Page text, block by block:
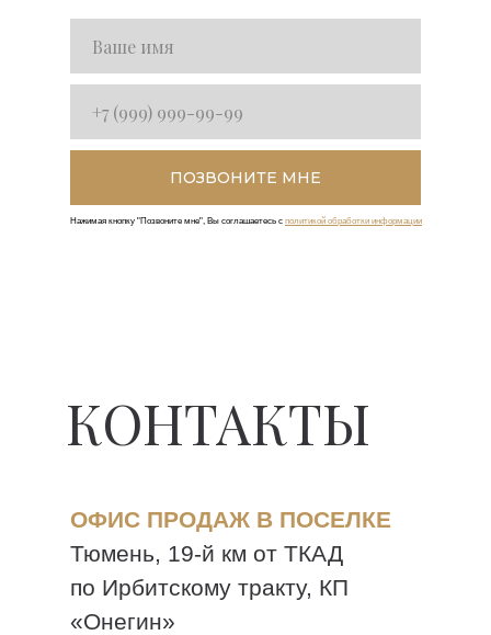
ПОЗВОНИТЕ МНЕ
Нажимая кнопку "Позвоните мне", Вы соглашаетесь с политикой обработки информации
КОНТАКТЫ
ОФИС ПРОДАЖ В ПОСЕЛКЕ
Тюмень, 19-й км от ТКАД
по Ирбитскому тракту, КП
«Онегин»